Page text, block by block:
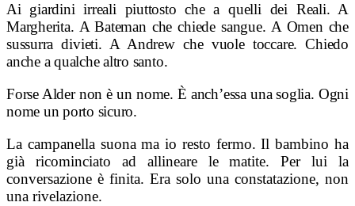
Ai giardini irreali piuttosto che a quelli dei Reali. A
Margherita. A Bateman che chiede sangue. A Omen che
sussurra divieti. A Andrew che vuole toccare. Chiedo
anche a qualche altro santo.
Forse Alder non è un nome. È anch’essa una soglia. Ogni
nome un porto sicuro.
La campanella suona ma io resto fermo. Il bambino ha
già ricominciato ad allineare le matite. Per lui la
conversazione è finita. Era solo una constatazione, non
una rivelazione.